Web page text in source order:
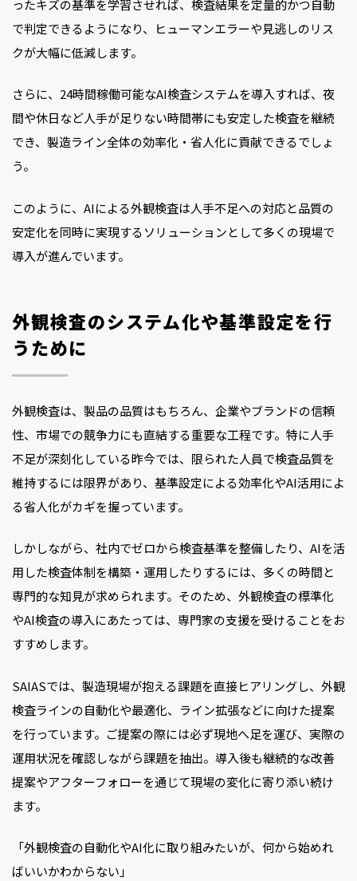
ったキズの基準を学習させれば、検査結果を定量的かつ自動
で判定できるようになり、ヒューマンエラーや見逃しのリス
クが大幅に低減します。
さらに、24時間稼働可能なAI検査システムを導入すれば、夜
間や休日など人手が足りない時間帯にも安定した検査を継続
でき、製造ライン全体の効率化・省人化に貢献できるでしょ
う。
このように、AIによる外観検査は人手不足への対応と品質の
安定化を同時に実現するソリューションとして多くの現場で
導入が進んでいます。
外観検査のシステム化や基準設定を行
うために
外観検査は、製品の品質はもちろん、企業やブランドの信頼
性、市場での競争力にも直結する重要な工程です。特に人手
不足が深刻化している昨今では、限られた人員で検査品質を
維持するには限界があり、基準設定による効率化やAI活用によ
る省人化がカギを握っています。
しかしながら、社内でゼロから検査基準を整備したり、AIを活
用した検査体制を構築・運用したりするには、多くの時間と
専門的な知見が求められます。そのため、外観検査の標準化
やAI検査の導入にあたっては、専門家の支援を受けることをお
すすめします。
SAIASでは、製造現場が抱える課題を直接ヒアリングし、外観
検査ラインの自動化や最適化、ライン拡張などに向けた提案
を行っています。ご提案の際には必ず現地へ足を運び、実際の
運用状況を確認しながら課題を抽出。導入後も継続的な改善
提案やアフターフォローを通じて現場の変化に寄り添い続け
ます。
「外観検査の自動化やAI化に取り組みたいが、何から始めれ
ばいいかわからない」